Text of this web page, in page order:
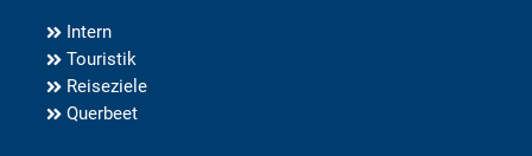
Intern
Touristik
Reiseziele
Querbeet